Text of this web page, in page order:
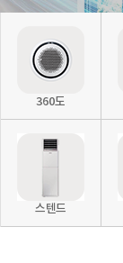
360도
스텐드